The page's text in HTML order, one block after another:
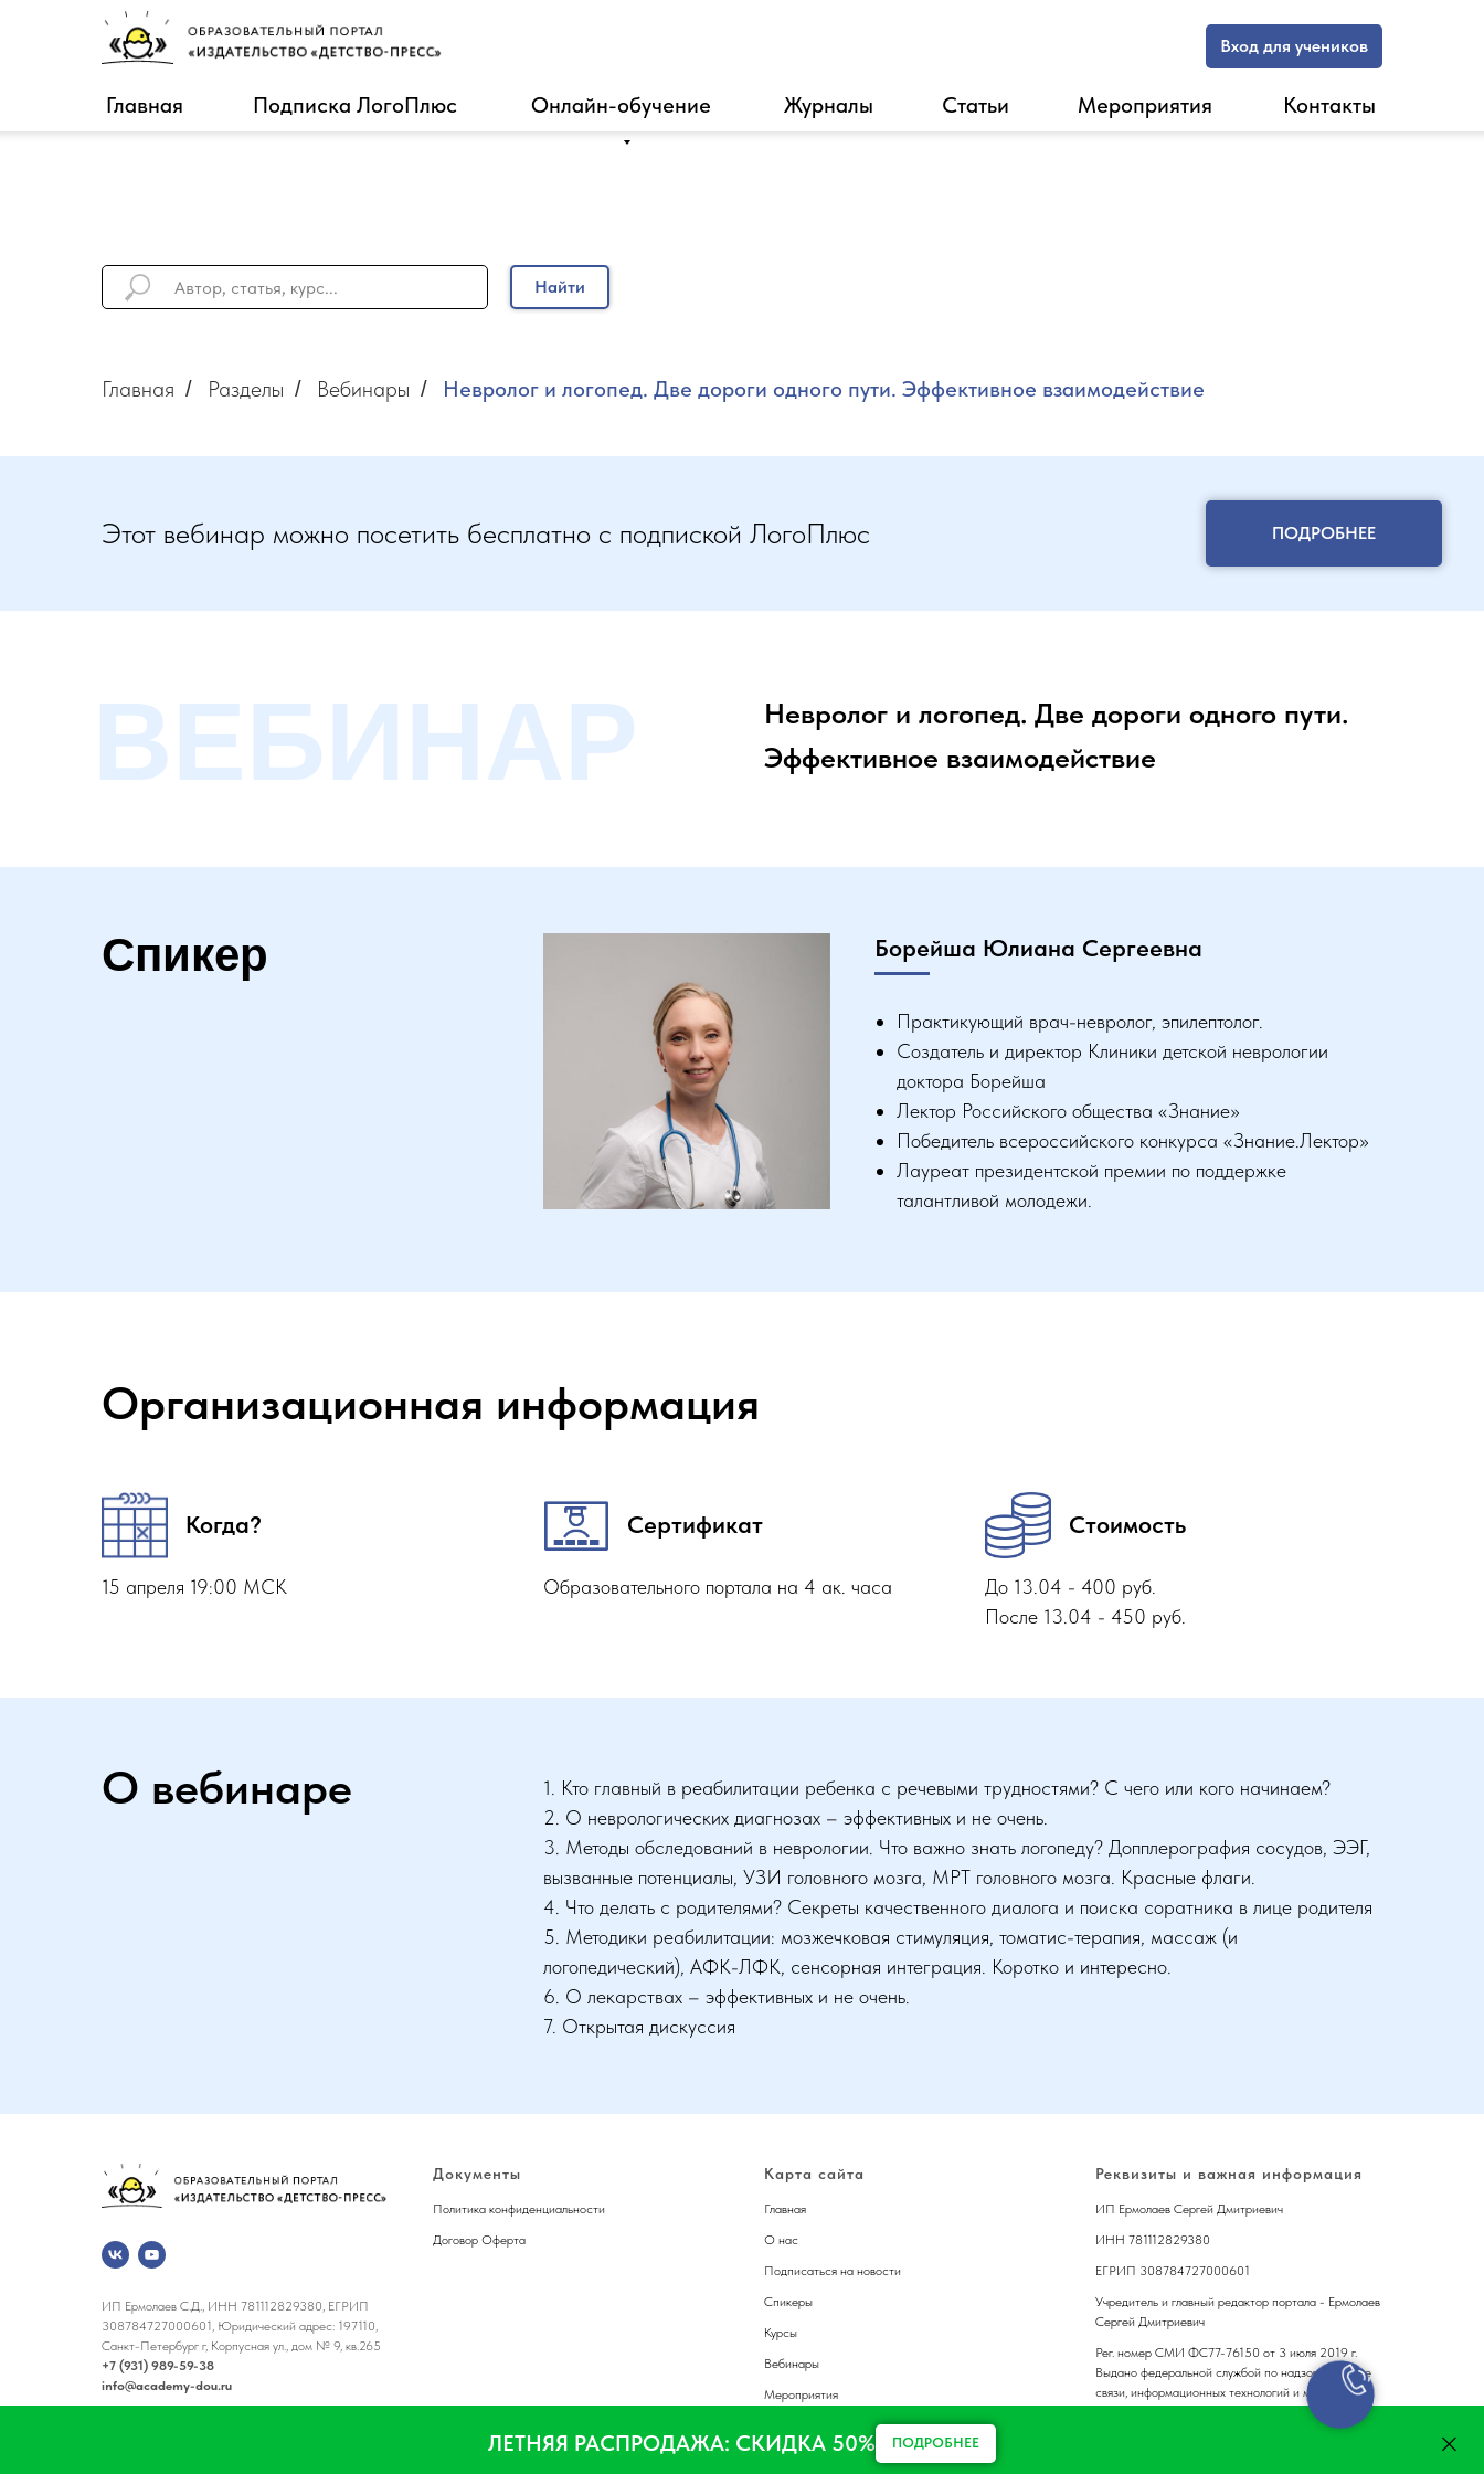
Вход для учеников
Главная Подписка ЛогоПлюс Онлайн-обучение Журналы Статьи Мероприятия Контакты
Найти
ЛЕТНЯЯ РАСПРОДАЖА: СКИДКА 50% ПОДРОБНЕЕ
Главная / Разделы / Вебинары / Невролог и логопед. Две дороги одного пути. Эффективное взаимодействие
Этот вебинар можно посетить бесплатно с подпиской ЛогоПлюс ПОДРОБНЕЕ
ВЕБИНАР
Невролог и логопед. Две дороги одного пути.
Эффективное взаимодействие
Спикер Борейша Юлиана Сергеевна
Практикующий врач-невролог, эпилептолог.
Создатель и директор Клиники детской неврологии
доктора Борейша
Лектор Российского общества «Знание»
Победитель всероссийского конкурса «Знание.Лектор»
Лауреат президентской премии по поддержке
талантливой молодежи.
Организационная информация
Когда?
15 апреля 19:00 МСК
Сертификат
Образовательного портала на 4 ак. часа
Стоимость
До 13.04 - 400 руб.
После 13.04 - 450 руб.
О вебинаре
1. Кто главный в реабилитации ребенка с речевыми трудностями? С чего или кого начинаем?
2. О неврологических диагнозах – эффективных и не очень.
3. Методы обследований в неврологии. Что важно знать логопеду? Допплерография сосудов, ЭЭГ,
вызванные потенциалы, УЗИ головного мозга, МРТ головного мозга. Красные флаги.
4. Что делать с родителями? Секреты качественного диалога и поиска соратника в лице родителя
5. Методики реабилитации: мозжечковая стимуляция, томатис-терапия, массаж (и
логопедический), АФК-ЛФК, сенсорная интеграция. Коротко и интересно.
6. О лекарствах – эффективных и не очень.
7. Открытая дискуссия
ИП Ермолаев С.Д., ИНН 781112829380, ЕГРИП
308784727000601, Юридический адрес: 197110,
Санкт-Петербург г, Корпусная ул., дом № 9, кв.265
+7 (931) 989-59-38
info@academy-dou.ru
Документы
Политика конфиденциальности
Договор Оферта
Карта сайта
Главная
О нас
Подписаться на новости
Спикеры
Курсы
Вебинары
Мероприятия
Статьи
Реквизиты и важная информация
ИП Ермолаев Сергей Дмитриевич
ИНН 781112829380
ЕГРИП 308784727000601
Учредитель и главный редактор портала - Ермолаев
Сергей Дмитриевич
Рег. номер СМИ ФС77-76150 от 3 июля 2019 г.
Выдано федеральной службой по надзору в сфере
связи, информационных технологий и массовых